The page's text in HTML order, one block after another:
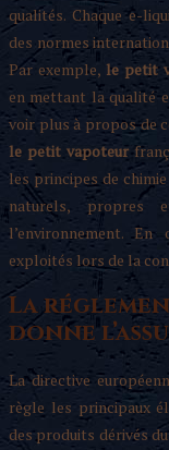
qualités. Chaque e-
des normes
Par exemple, le petit
en mettant la qualité
voir plus à propos de
le petit vapoteur
les principes de
naturels,
l’environnement.
exploités lors de la
La
donne
La directive
règle les principaux
des produits dérivés